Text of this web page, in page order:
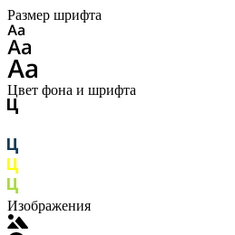
Размер шрифта
Цвет фона и шрифта
Изображения